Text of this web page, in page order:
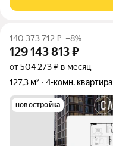
бытовой техникой;
140 373 712₽ –8%
129 143 813₽
от 504 273 ₽ в месяц
127,3 м²
4-комн. квартира
новостройка